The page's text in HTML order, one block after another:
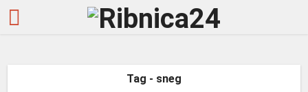
Tag - sneg